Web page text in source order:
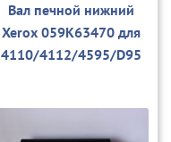
Вал печной нижний
Xerox 059K63470 для
4110/4112/4595/D95